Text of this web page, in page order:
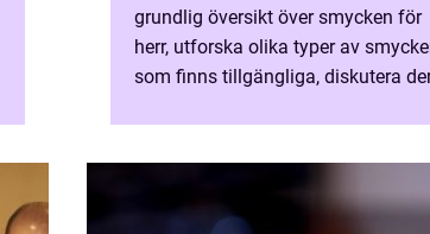
grundlig översikt över smycken för
herr, utforska olika typer av
som finns tillgängliga, diskutera